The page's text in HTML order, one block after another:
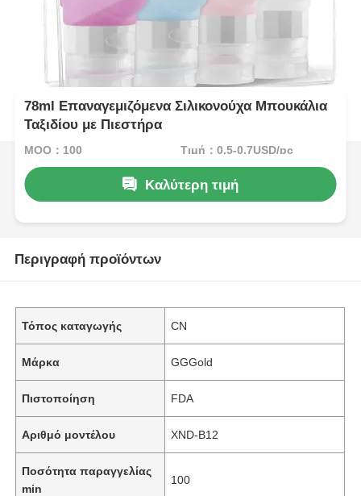
78ml Επαναγεμιζόμενα Σιλικονούχα Μπουκάλια
Ταξιδίου με Πιεστήρα
MOQ：100 Τιμή：0.5-0.7USD/pc
Καλύτερη τιμή
Περιγραφή προϊόντων
Τόπος καταγωγής CN
Μάρκα GGGold
Πιστοποίηση FDA
Αριθμό μοντέλου XND-B12
Ποσότητα παραγγελίας
min
100